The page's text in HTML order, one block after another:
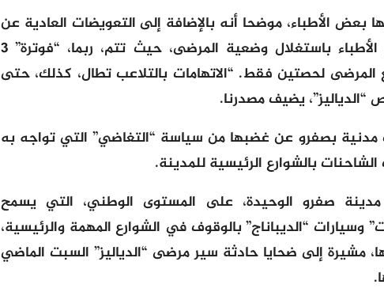
بعض الأطباء، موضحا أنه بالإضافة إلى التعويضات العادية عن
الحصص، هناك اتهامات لبعض الأطباء باستغلال وضعية المرضى، حيث تتم، ربما، “فوترة” 3
لحصتين فقط. “الاتهامات بالتلاعب تطال، كذلك، حتى
يضيف مصدرنا.
بصفرو عن غضبها من سياسة “التغاضي” التي تواجه به
بالشوارع الرئيسية للمدينة.
صفرو الوحيدة، على المستوى الوطني، التي يسمح
وسيارات “الديباناج” بالوقوف في الشوارع المهمة والرئيسية،
مشيرة إلى ضحايا حادثة سير مرضى “الدياليز” السبت الماضي